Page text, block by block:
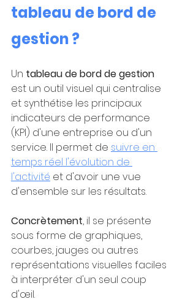
tableau de bord de
gestion ?
Un tableau de bord de gestion
est un outil visuel qui centralise
et synthétise les principaux
indicateurs de performance
(KPI) d'une entreprise ou d'un
service. Il permet de suivre en
temps réel l'évolution de
l'activité et d'avoir une vue
d'ensemble sur les résultats.
Concrètement, il se présente
sous forme de graphiques,
courbes, jauges ou autres
représentations visuelles faciles
à interpréter d'un seul coup
d'œil.